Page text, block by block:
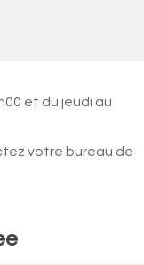
et du jeudi au
votre bureau de